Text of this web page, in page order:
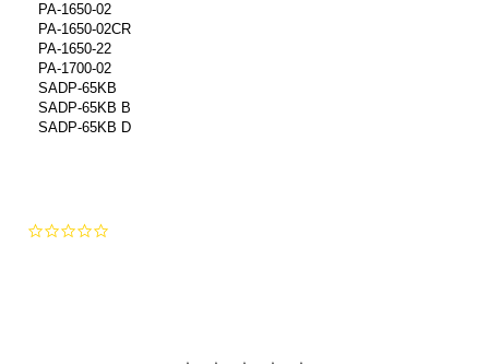
PA-1650-02
PA-1650-02CR
PA-1650-22
PA-1700-02
SADP-65KB
SADP-65KB B
SADP-65KB D